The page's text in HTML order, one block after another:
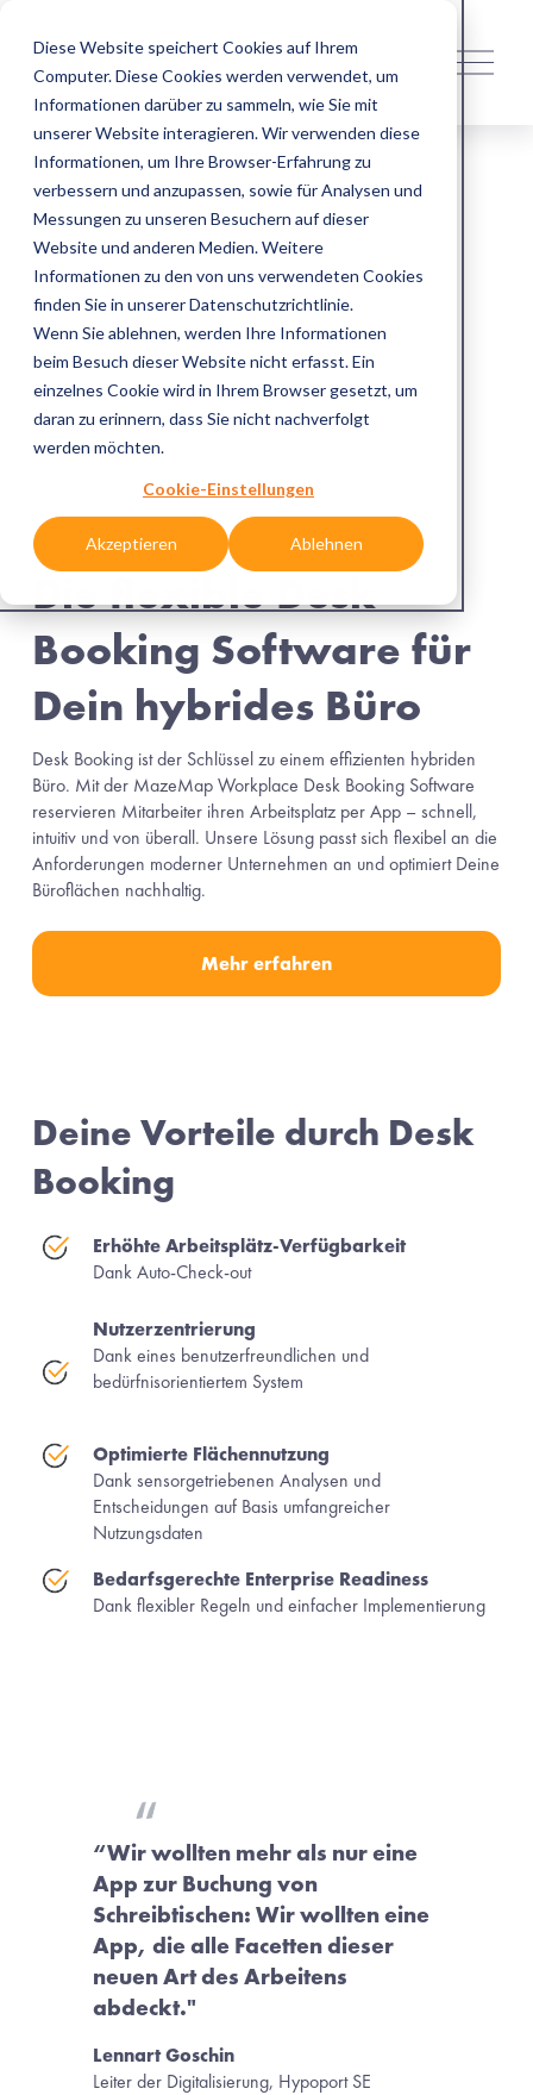
Diese Website speichert Cookies auf Ihrem
Computer. Diese Cookies werden verwendet, um
Informationen darüber zu sammeln, wie Sie mit
unserer Website interagieren. Wir verwenden diese
Informationen, um Ihre Browser-Erfahrung zu
verbessern und anzupassen, sowie für Analysen und
Messungen zu unseren Besuchern auf dieser
Website und anderen Medien. Weitere
Informationen zu den von uns verwendeten Cookies
finden Sie in unserer Datenschutzrichtlinie.
Wenn Sie ablehnen, werden Ihre Informationen
beim Besuch dieser Website nicht erfasst. Ein
einzelnes Cookie wird in Ihrem Browser gesetzt, um
daran zu erinnern, dass Sie nicht nachverfolgt
werden möchten.
Cookie-Einstellungen
Akzeptieren Ablehnen
M
e
Desk Booking
Die flexible Desk
Booking Software für
Dein hybrides Büro
Desk Booking ist der Schlüssel zu einem effizienten hybriden
Büro. Mit der MazeMap Workplace Desk Booking Software
reservieren Mitarbeiter ihren Arbeitsplatz per App – schnell,
intuitiv und von überall. Unsere Lösung passt sich flexibel an die
Anforderungen moderner Unternehmen an und optimiert Deine
Büroflächen nachhaltig.
Mehr erfahren
Deine Vorteile durch Desk
Booking
Erhöhte Arbeitsplätz-Verfügbarkeit
Dank Auto-Check-out
Nutzerzentrierung
Dank eines benutzerfreundlichen und
bedürfnisorientiertem System
Optimierte Flächennutzung
Dank sensorgetriebenen Analysen und
Entscheidungen auf Basis umfangreicher
Nutzungsdaten
Bedarfsgerechte Enterprise Readiness
Dank flexibler Regeln und einfacher Implementierung
“Wir wollten mehr als nur eine
App zur Buchung von
Schreibtischen: Wir wollten eine
App, die alle Facetten dieser
neuen Art des Arbeitens
abdeckt."
Lennart Goschin
Leiter der Digitalisierung, Hypoport SE